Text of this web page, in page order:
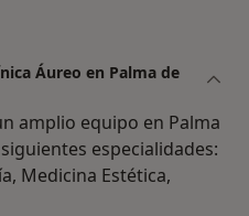
Áureo en Palma de
amplio equipo en Palma
especialidades:
Medicina Estética,